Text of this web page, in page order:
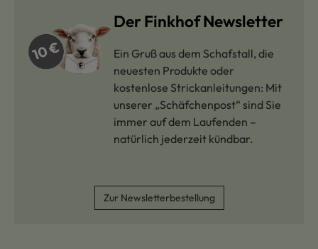
Der Finkhof Newsletter
Ein Gruß aus dem Schafstall, die
neuesten Produkte oder
kostenlose Strickanleitungen: Mit
unserer „Schäfchenpost“ sind Sie
immer auf dem Laufenden –
natürlich jederzeit kündbar.
Zur Newsletterbestellung